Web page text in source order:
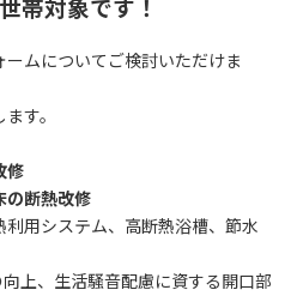
帯対象です！
ムについてご検討いただけま
す。
修
断熱改修
利用システム、高断熱浴槽、節水
上、生活騒音配慮に資する開口部